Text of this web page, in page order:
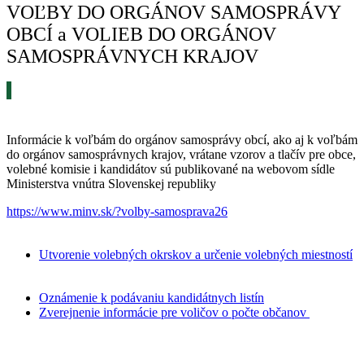
VOĽBY DO ORGÁNOV SAMOSPRÁVY
OBCÍ a VOLIEB DO ORGÁNOV
SAMOSPRÁVNYCH KRAJOV
Informácie k voľbám do orgánov samosprávy obcí, ako aj k voľbám
do orgánov samosprávnych krajov, vrátane vzorov a tlačív pre obce,
volebné komisie i kandidátov sú publikované na webovom sídle
Ministerstva vnútra Slovenskej republiky
https://www.minv.sk/?volby-samosprava26
Utvorenie volebných okrskov a určenie volebných miestností
Oznámenie k podávaniu kandidátnych listín
Zverejnenie informácie pre voličov o počte občanov